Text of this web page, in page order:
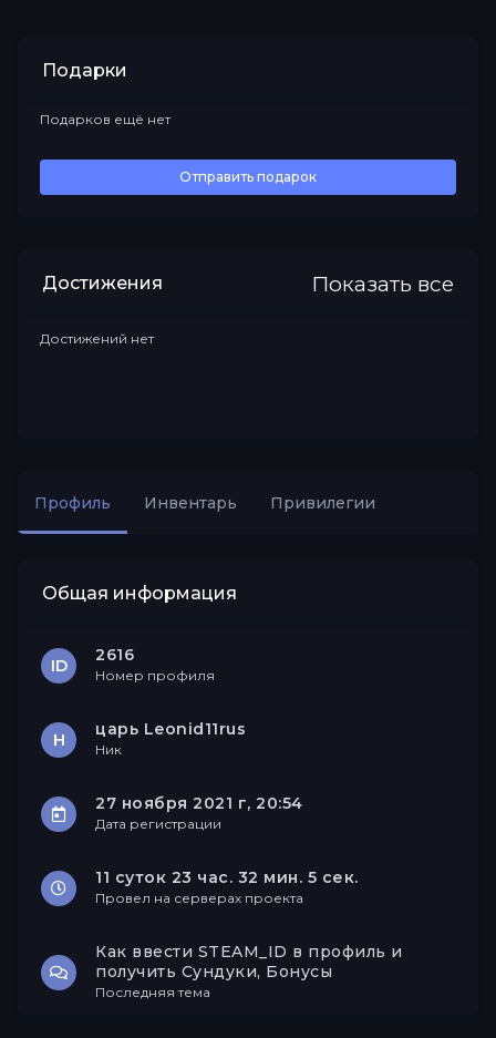
Подарки
Все
Подарков ещё нет
Отправить подарок
Достижения Показать все
Достижений нет
Профиль Инвентарь Привилегии
Общая информация
ID
2616
Номер профиля
Н
царь Leonid11rus
Ник
27 ноября 2021 г, 20:54
Дата регистрации
11 суток 23 час. 32 мин. 5 сек.
Провел на серверах проекта
Как ввести STEAM_ID в профиль и
получить Сундуки, Бонусы
Последняя тема